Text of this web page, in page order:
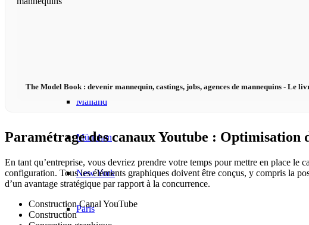
Mailand
München
New York
Paris
The Model Book : devenir mannequin, castings, jobs, agences de mannequins - Le
Paramétrage des canaux Youtube : Optimisation
En tant qu’entreprise, vous devriez prendre votre temps pour mettre en place le
configuration. Tous les éléments graphiques doivent être conçus, y compris la
d’un avantage stratégique par rapport à la concurrence.
Construction Canal YouTube
Construction